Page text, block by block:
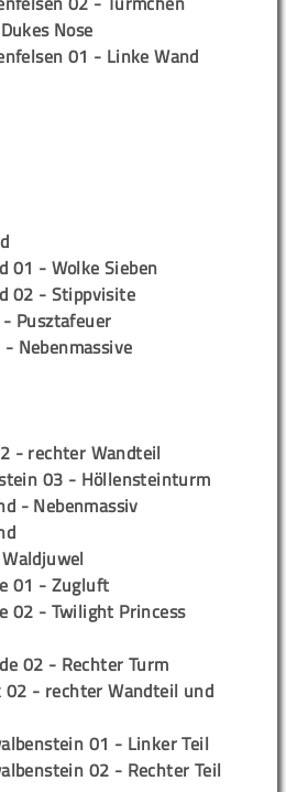
Nose
01 - Linke Wand
01 - Wolke Sieben
02 - Stippvisite
Pusztafeuer
Nebenmassive
- rechter Wandteil
03 - Höllensteinturm
- Nebenmassiv
01 - Zugluft
02 - Twilight Princess
02 - Rechter Turm
02 - rechter Wandteil und
01 - Linker Teil
02 - Rechter Teil